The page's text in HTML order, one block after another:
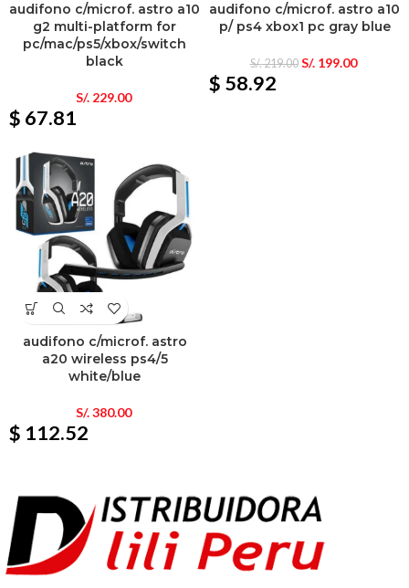
audifono c/microf. astro a10
g2 multi-platform for
pc/mac/ps5/xbox/switch
black
S/.229.00
$ 67.81
audifono c/microf. astro a10
p/ ps4 xbox1 pc gray blue
S/.219.00 S/.199.00
$ 58.92
audifono c/microf. astro
a20 wireless ps4/5
white/blue
S/.380.00
$ 112.52